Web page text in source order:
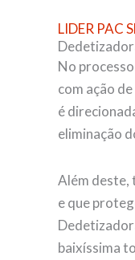
LIDER PAC
No
com ação
é
eliminação
Além deste,
e que
baixíssima